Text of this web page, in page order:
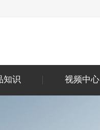
知识 视频中心